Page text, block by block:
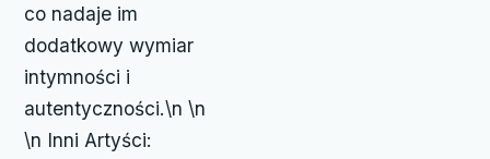
co nadaje im
dodatkowy wymiar
intymności i
autentyczności.\n \n
\n Inni Artyści: